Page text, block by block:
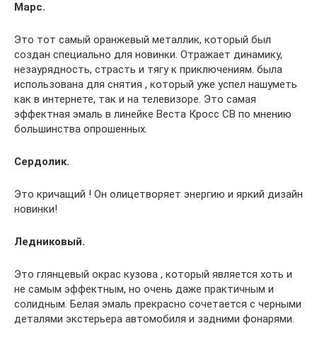
Марс.
Это тот самый оранжевый металлик, который был
создан специально для новинки. Отражает динамику,
незаурядность, страсть и тягу к приключениям. была
использована для снятия , который уже успел нашуметь
как в интернете, так и на телевизоре. Это самая
эффектная эмаль в линейке Веста Кросс СВ по мнению
большинства опрошенных.
Сердолик.
Это кричащий ! Он олицетворяет энергию и яркий дизайн
новинки!
Ледниковый.
Это глянцевый окрас кузова , который является хоть и
не самым эффектным, но очень даже практичным и
солидным. Белая эмаль прекрасно сочетается с черными
деталями экстерьера автомобиля и задними фонарями.